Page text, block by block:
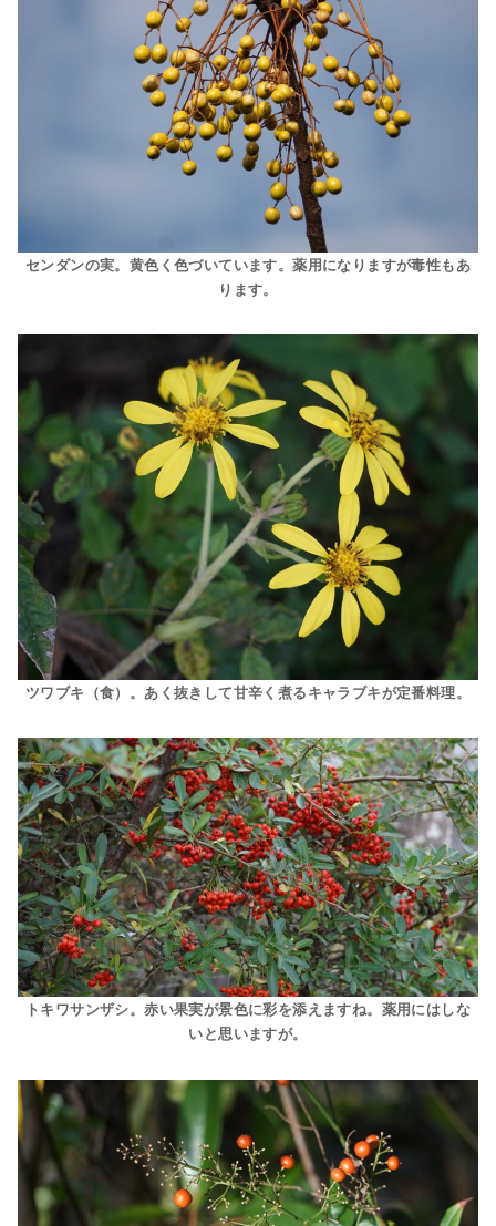
センダンの実。黄色く色づいています。薬用になりますが毒性もあ
ります。
ツワブキ（食）。あく抜きして甘辛く煮るキャラブキが定番料理。
トキワサンザシ。赤い果実が景色に彩を添えますね。薬用にはしな
いと思いますが。